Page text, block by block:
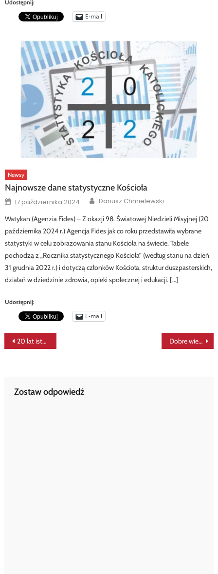
Udostępnij:
E-mail
Newsy
Najnowsze dane statystyczne Kościoła
Posted
on
17 października 2024 Author
Dariusz Chmielewski
Watykan (Agenzia Fides) – Z okazji 98. Światowej Niedzieli Misyjnej (20
października 2024 r.) Agencja Fides jak co roku przedstawiła wybrane
statystyki w celu zobrazowania stanu Kościoła na świecie. Tabele
pochodzą z „Rocznika statystycznego Kościoła” (według stanu na dzień
31 grudnia 2022 r.) i dotyczą członków Kościoła, struktur duszpasterskich,
działań w dziedzinie zdrowia, opieki społecznej i edukacji. […]
Udostępnij:
E-mail
Nawigacja
20 lat istnienia portalu DIAKONAT.pl Dobre wieści z Legnicy i ze Świdnicy
Zostaw odpowiedź